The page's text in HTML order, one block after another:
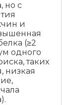
но с
и
(≥2
одного
таких
низкая